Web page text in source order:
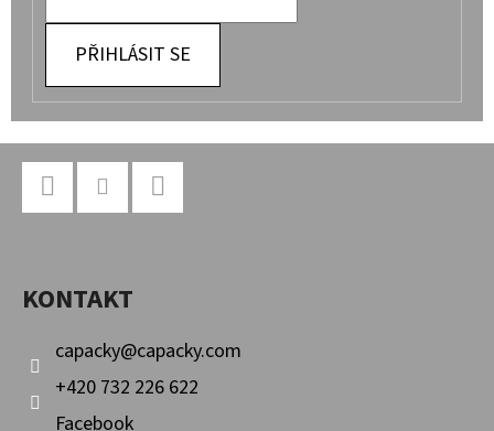
PŘIHLÁSIT SE
KONTAKT
capacky@capacky.com
+420 732 226 622
Facebook